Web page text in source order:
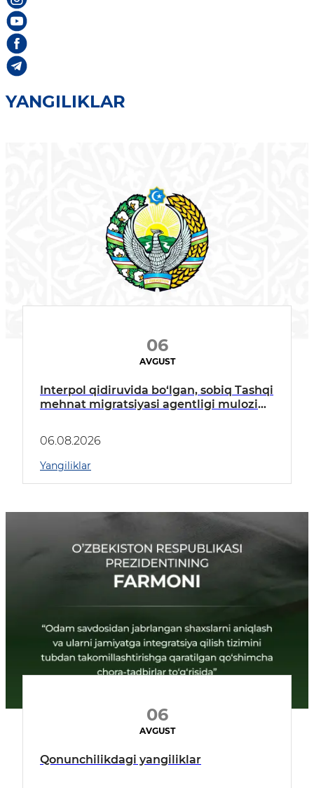
YANGILIKLAR
06
AVGUST
Interpol qidiruvida bo‘lgan, sobiq Tashqi
mehnat migratsiyasi agentligi mulozimi
mutlaqo to‘g‘ri kelmaydigan
ma’lumotlar yuzasidan ayrim FIKR-
MULOHAZALAR
06.08.2026
Yangiliklar
06
AVGUST
Qonunchilikdagi yangiliklar